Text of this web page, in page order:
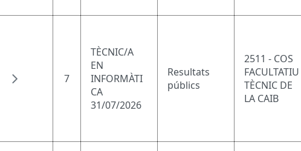
7
TÈCNIC/A
EN
INFORMÀTI
CA
31/07/2026
Resultats
públics
2511 - COS
FACULTATIU
TÈCNIC DE
LA CAIB